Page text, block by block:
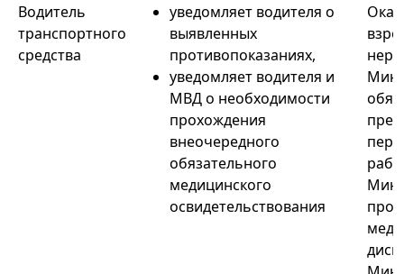
Водитель
транспортного
средства
уведомляет водителя о
выявленных
противопоказаниях,
уведомляет водителя и
МВД о необходимости
прохождения
внеочередного
обязательного
медицинского
освидетельствования